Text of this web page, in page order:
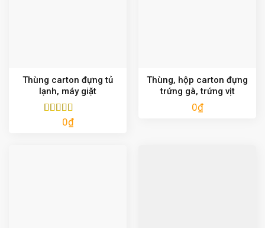
Thùng carton đựng tủ
lạnh, máy giặt
Được xếp
0₫
Thùng, hộp carton đựng
trứng gà, trứng vịt
0₫